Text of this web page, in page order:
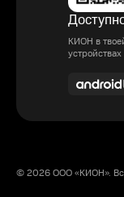
КИОН в
устройствах
© 2026 ООО «КИОН».